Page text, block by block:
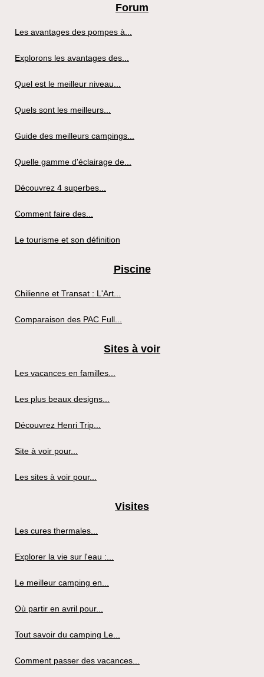
Forum
Les avantages des pompes à...
Explorons les avantages des...
Quel est le meilleur niveau...
Quels sont les meilleurs...
Guide des meilleurs campings...
Quelle gamme d'éclairage de...
Découvrez 4 superbes...
Comment faire des...
Le tourisme et son définition
Piscine
Chilienne et Transat : L'Art...
Comparaison des PAC Full...
Sites à voir
Les vacances en familles...
Les plus beaux designs...
Découvrez Henri Trip...
Site à voir pour...
Les sites à voir pour...
Visites
Les cures thermales...
Explorer la vie sur l'eau :...
Le meilleur camping en...
Où partir en avril pour...
Tout savoir du camping Le...
Comment passer des vacances...